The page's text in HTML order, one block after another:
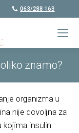
063/288 163
znamo?
organizma u
nije dovoljna za
kojima insulin